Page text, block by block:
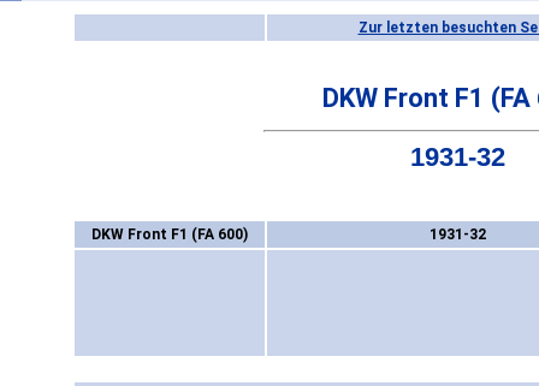
Zur letzten besuchten
DKW Front F1
1931-32
DKW Front F1 (FA 600) 1931-32